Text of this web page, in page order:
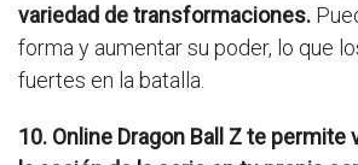
variedad de transformaciones.
forma y aumentar su poder, lo que
fuertes en la batalla.
10. Online Dragon Ball Z te permite